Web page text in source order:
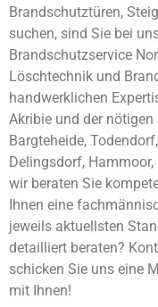
Brandschutztüren,
suchen, sind Sie bei
Brandschutzservice
Löschtechnik und
handwerklichen
Akribie und der
Bargteheide,
Delingsdorf,
wir beraten Sie
Ihnen eine
jeweils aktuellsten
detailliert beraten?
schicken Sie uns eine
mit Ihnen!